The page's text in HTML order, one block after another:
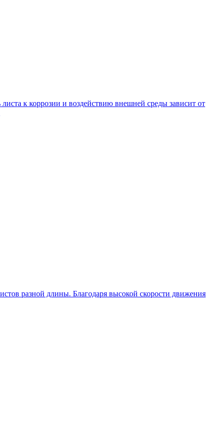
к коррозии и воздействию внешней среды зависит от
разной длины. Благодаря высокой скорости движения